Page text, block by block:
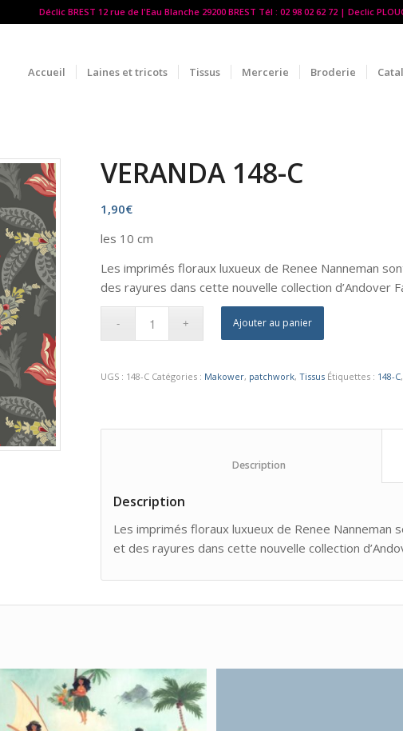
Déclic BREST 12 rue de l'Eau Blanche 29200 BREST Tél : 02 98 02 62 72 | Declic
Accueil Laines et tricots Tissus Mercerie Broderie
VERANDA 148-C
1,90€
les 10 cm
Les imprimés floraux luxueux de Renee Nanneman
des rayures dans cette nouvelle collection d’Andover
Ajouter au panier
UGS : 148-C Catégories : Makower, patchwork,Tissus Étiquettes : 148-C
Description
Les imprimés floraux luxueux de Renee
et des rayures dans cette nouvelle collection